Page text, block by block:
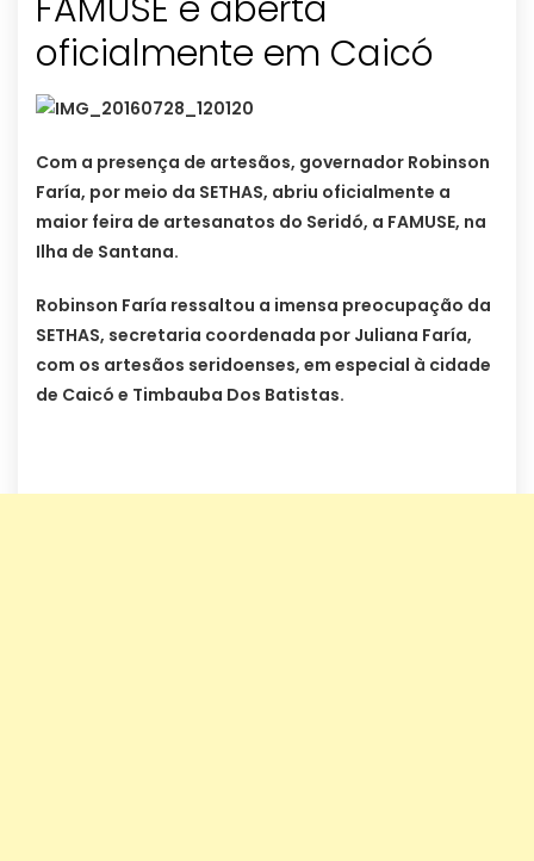
oficialmente em Caicó
Com a presença de artesãos, governador Robinson
Faría, por meio da SETHAS, abriu oficialmente a
maior feira de artesanatos do Seridó, a FAMUSE, na
Ilha de Santana.
Robinson Faría ressaltou a imensa preocupação da
SETHAS, secretaria coordenada por Juliana Faría,
com os artesãos seridoenses, em especial à cidade
de Caicó e Timbauba Dos Batistas.